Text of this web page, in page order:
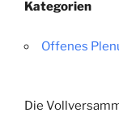
Kategorien
Offenes
Die